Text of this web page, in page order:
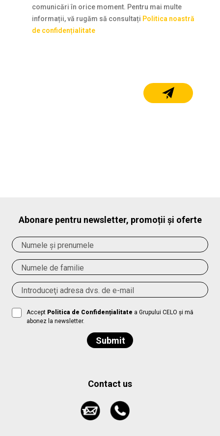
comunicări în orice moment. Pentru mai multe
informații, vă rugăm să consultați Politica noastră
de confidențialitate
Abonare pentru newsletter, promoții și oferte
AcceptPolitica de Confidențialitate a Grupului CELO și mă
abonez la newsletter.
Contact us